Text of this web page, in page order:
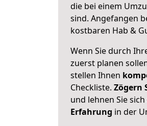
die bei einem
sind. Angefangen
kostbaren Hab &
Wenn Sie durch
zuerst planen
stellen Ihnen
Checkliste. Zögern
und lehnen Sie
Erfahrung in der